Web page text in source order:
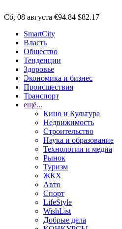
Сб, 08 августа €94.84 $82.17
SmartCity
Власть
Общество
Тенденции
Здоровье
Экономика и бизнес
Происшествия
Транспорт
ещё...
Кино и Культура
Недвижимость
Строительство
Наука и образование
Технологии и медиа
Рынок
Туризм
ЖКХ
Авто
Спорт
LifeStyle
WishList
Добрые дела